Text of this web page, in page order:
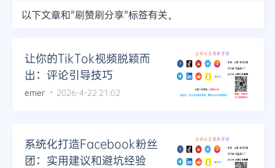
以下文章和"刷赞刷分享"标签有关。
让你的TikTok视频脱颖而
出：评论引导技巧
emer 2026-4-22 21:02
系统化打造Facebook粉丝
团：实用建议和避坑经验